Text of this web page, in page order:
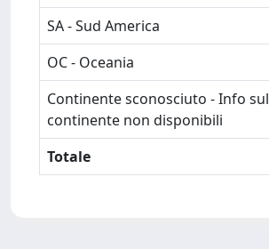
SA - Sud America
OC - Oceania
Continente sconosciuto - Info sul
continente non disponibili
Totale